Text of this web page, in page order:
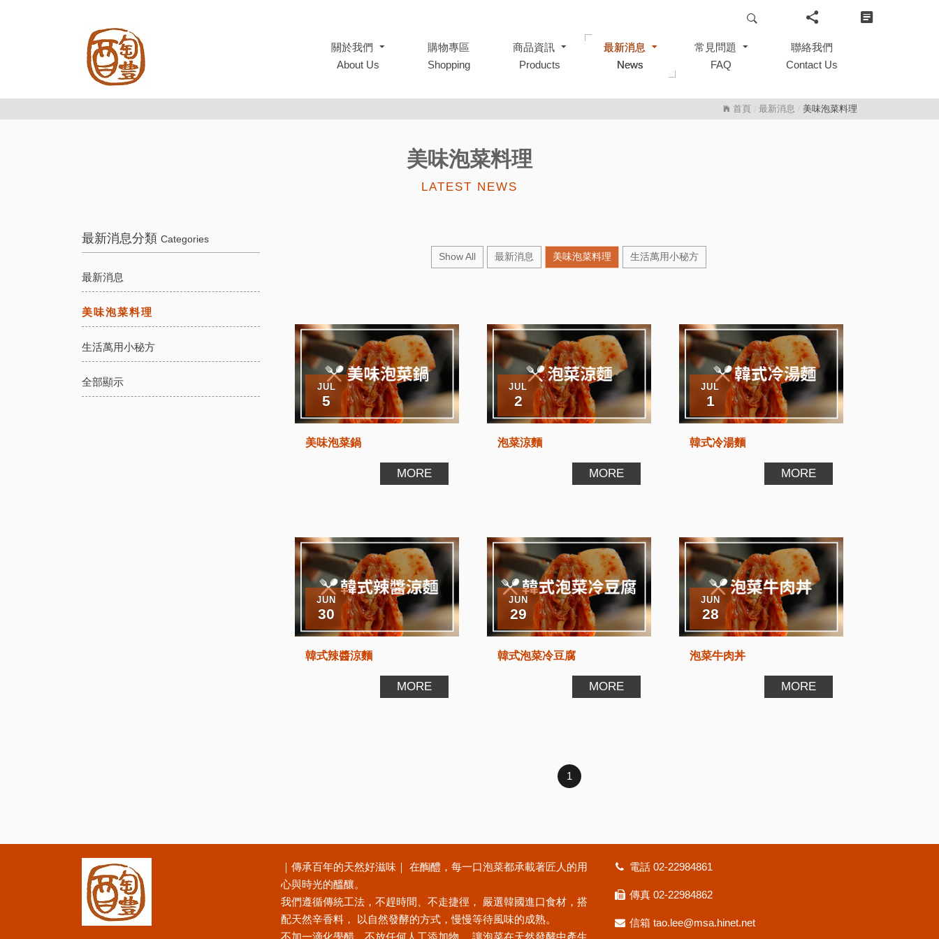
關於我們
About Us
關於我們
About Us
購物專區
Shopping
購物專區
Shopping
商品資訊
Products
商品資訊
Products
最新消息
News
最新消息
News
常見問題
FAQ
常見問題
FAQ
聯絡我們
Contact Us
聯絡我們
Contact Us
首頁 最新消息 美味泡菜料理
美味泡菜料理
LATEST NEWS
最新消息分類 Categories
最新消息
美味泡菜料理
生活萬用小秘方
全部顯示
Show All 最新消息 美味泡菜料理 生活萬用小秘方
JUL
5
美味泡菜鍋
MORE
JUL
2
泡菜涼麵
MORE
JUL
1
韓式冷湯麵
MORE
JUN
30
韓式辣醬涼麵
MORE
JUN
29
韓式泡菜冷豆腐
MORE
JUN
28
泡菜牛肉丼
MORE
1
｜傳承百年的天然好滋味｜ 在醄醴，每一口泡菜都承載著匠人的用
心與時光的醞釀。
我們遵循傳統工法，不趕時間、不走捷徑， 嚴選韓國進口食材，搭
配天然辛香料， 以自然發酵的方式，慢慢等待風味的成熟。
電話 02-22984861
傳真 02-22984862
信箱 tao.lee@msa.hinet.net